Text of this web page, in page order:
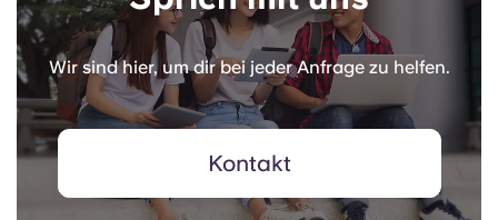
Wir sind hier, um dir bei jeder Anfrage zu helfen.
Kontakt